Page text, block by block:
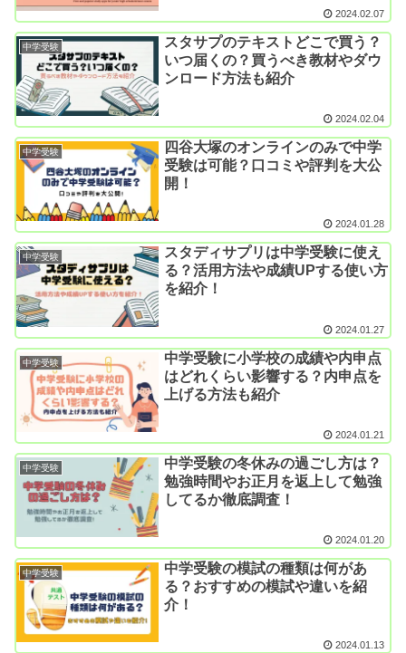
2024.02.07
中学受験
スタサプのテキストどこで買う？
いつ届くの？買うべき教材やダウ
ンロード方法も紹介
2024.02.04
中学受験
四谷大塚のオンラインのみで中学
受験は可能？口コミや評判を大公
開！
2024.01.28
中学受験
スタディサプリは中学受験に使え
る？活用方法や成績UPする使い方
を紹介！
2024.01.27
中学受験
中学受験に小学校の成績や内申点
はどれくらい影響する？内申点を
上げる方法も紹介
2024.01.21
中学受験
中学受験の冬休みの過ごし方は？
勉強時間やお正月を返上して勉強
してるか徹底調査！
2024.01.20
中学受験
中学受験の模試の種類は何があ
る？おすすめの模試や違いを紹
介！
2024.01.13